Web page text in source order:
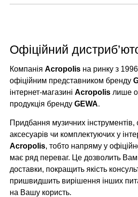
Офіційний
Компанія Acropolis на ринку з
офіційним представником бренду
інтернет-магазині Acropolis лише
продукція бренду GEWA.
Придбання музичних
аксесуарів чи комплектуючих у
Acropolis, тобто напряму у
має ряд переваг. Це дозволить Вам
доставки, покращить якість
пришвидшить вирішення інших
на Вашу користь.